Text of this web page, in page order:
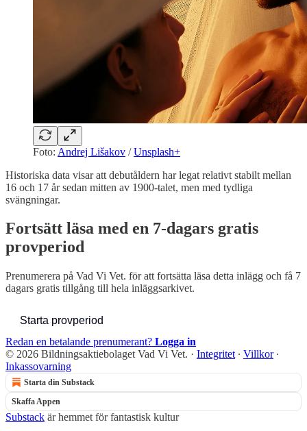
Foto: Andrej Lišakov / Unsplash+
Historiska data visar att debutåldern har legat relativt stabilt mellan
16 och 17 år sedan mitten av 1900-talet, men med tydliga
svängningar.
Fortsätt läsa med en 7-dagars gratis
provperiod
Prenumerera på Vad Vi Vet. för att fortsätta läsa detta inlägg och få 7
dagars gratis tillgång till hela inläggsarkivet.
Starta provperiod
Redan en betalande prenumerant? Logga in
© 2026 Bildningsaktiebolaget Vad Vi Vet. · Integritet ∙ Villkor∙
Inkassovarning
Starta din Substack
Skaffa Appen
Substack är hemmet för fantastisk kultur